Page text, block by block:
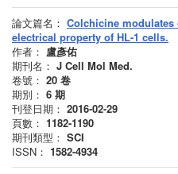
論文篇名： Colchicine
electrical property of HL-1 cells.
作者： 盧彥佑
期刊名： J Cell Mol Med.
卷號： 20 卷
期別： 6 期
刊登日期： 2016-02-29
頁數： 1182-1190
期刊類型： SCI
ISSN： 1582-4934